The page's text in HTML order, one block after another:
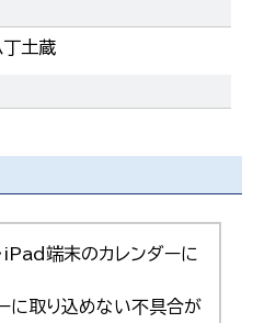
丁土蔵
端末のカレンダーに
に取り込めない不具合が